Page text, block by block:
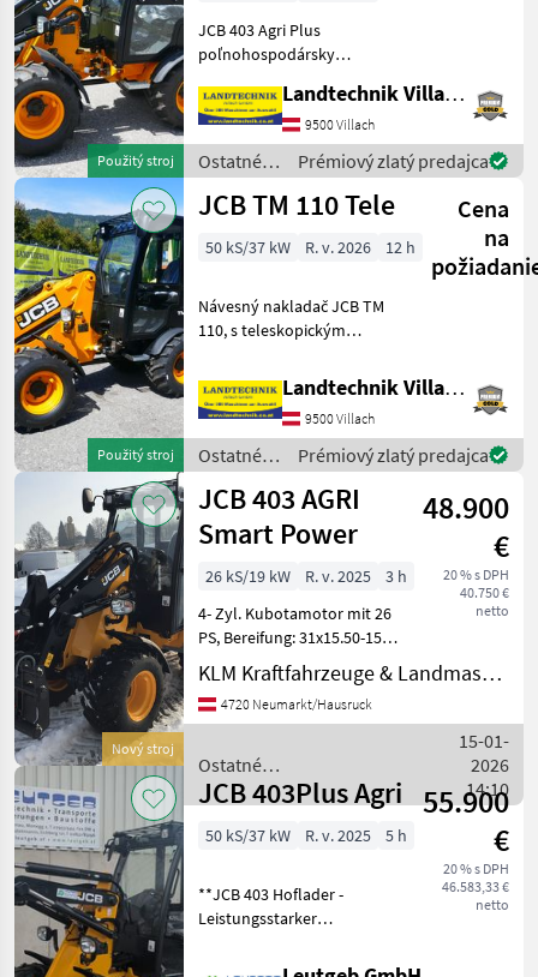
Použitý stroj
JCB 403 Agri Plus
poľnohospodársky
rám s uchytením Euro, 3.
riadiaci okruh, bez tlakový
spätný tok vpredu,
jednopákový joystick, 2-
stupňový
Landtechnik Villach GmbH
9500 Villach
Ostatné
poľnohospodárske
silové
JCB
Prémiový zlatý predajca
Použitý stroj
JCB TM 110 Tele
Cena
na
50 kS/37 kW R. v. 2026 12 h
Návesný nakladač JCB TM
110, s teleskopickým
hydraulickým aretovaním
náradia, 3. okruhom,
hydraulickým tlumenie
kmitania,
elektroproporcioná
Landtechnik Villach GmbH
9500 Villach
Ostatné
poľnohospodárske
silové
stroje /
JCB
Prémiový zlatý predajca
Nový stroj
JCB 403 AGRI
Smart Power
48.900
€
20 % s DPH
40.750 €
netto
26 kS/19 kW R. v. 2025
3 h
4- Zyl. Kubotamotor mit 26
PS, Bereifung: 31x15.50-15
AS Profil, Kabine mit
Heizung und
Radiovorbereitung
+ hi, 20 km/h Achsen
Arbeitss
KLM Kraftfahrzeuge & Landmaschinen GmbH
4720 Neumarkt/Hausruck
Ostatné
poľnohospodárske silové
stroje / JCB
15-01-
2026
14:10
JCB 403Plus Agri 55.900
€
20 % s DPH
46.583,33 €
netto
50 kS/37 kW R. v. 2025 5 h
**JCB 403 Hoflader -
Leistungsstarker